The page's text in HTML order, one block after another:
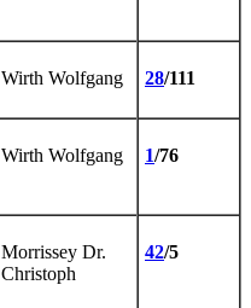
Wirth Wolfgang 28/111
Wirth Wolfgang 1/76
Morrissey Dr.
Christoph
42/5